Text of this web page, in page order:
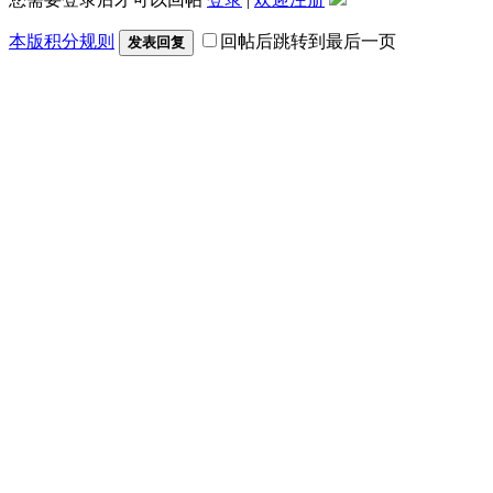
本版积分规则 发表回复 回帖后跳转到最后一页